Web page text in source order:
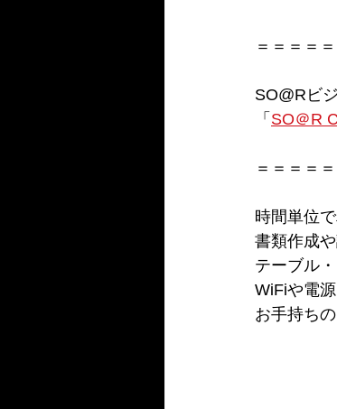
＝＝＝＝
SO@Rビ
「 SO＠R
＝＝＝＝
時間単位
書類作成
テーブル
WiFiや電
お手持ち